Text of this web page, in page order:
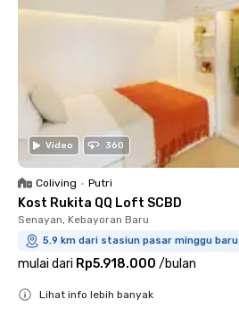
Video 360
Coliving • Putri
Kost Rukita QQ Loft SCBD
Senayan, Kebayoran Baru
5.9 km dari stasiun pasar minggu baru
mulai dari Rp5.918.000 /bulan
Lihat info lebih banyak